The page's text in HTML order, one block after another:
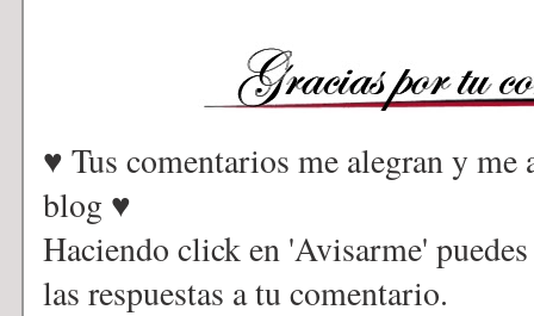
♥ Tus comentarios me alegran y
blog ♥
Haciendo click en 'Avisarme'
las respuestas a tu comentario.